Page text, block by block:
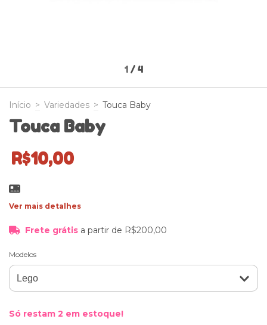
1 / 4
Início > Variedades > Touca Baby
Touca Baby
R$10,00
Ver mais detalhes
Frete grátis a partir de R$200,00
Modelos
Só restam 2 em estoque!